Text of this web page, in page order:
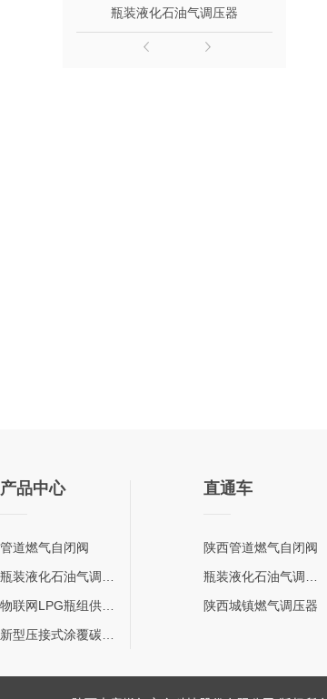
瓶装液化石油气调压器
产品中心
管道燃气自闭阀
瓶装液化石油气调压器
物联网LPG瓶组供气柜
新型压接式涂覆碳钢管
直通车
陕西管道燃气自闭阀
瓶装液化石油气调压器
陕西城镇燃气调压器